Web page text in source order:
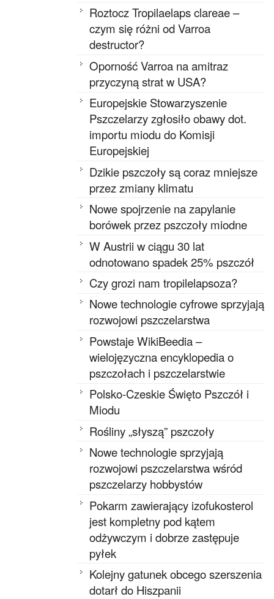
Roztocz Tropilaelaps clareae –
czym się różni od Varroa
destructor?
Oporność Varroa na amitraz
przyczyną strat w USA?
Europejskie Stowarzyszenie
Pszczelarzy zgłosiło obawy dot.
importu miodu do Komisji
Europejskiej
Dzikie pszczoły są coraz mniejsze
przez zmiany klimatu
Nowe spojrzenie na zapylanie
borówek przez pszczoły miodne
W Austrii w ciągu 30 lat
odnotowano spadek 25% pszczół
Czy grozi nam tropilelapsoza?
Nowe technologie cyfrowe sprzyjają
rozwojowi pszczelarstwa
Powstaje WikiBeedia –
wielojęzyczna encyklopedia o
pszczołach i pszczelarstwie
Polsko-Czeskie Święto Pszczół i
Miodu
Rośliny „słyszą” pszczoły
Nowe technologie sprzyjają
rozwojowi pszczelarstwa wśród
pszczelarzy hobbystów
Pokarm zawierający izofukosterol
jest kompletny pod kątem
odżywczym i dobrze zastępuje
pyłek
Kolejny gatunek obcego szerszenia
dotarł do Hiszpanii